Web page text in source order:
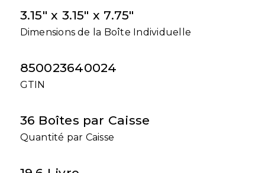
3.15" x 3.15" x 7.75"
Dimensions de la Boîte Individuelle
850023640024
GTIN
36 Boîtes par Caisse
Quantité par Caisse